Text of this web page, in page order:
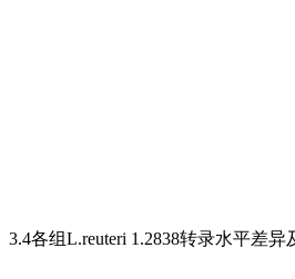
3.4各组L.reuteri 1.2838转录水平差